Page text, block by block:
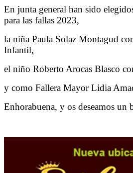
En junta general han sido
para las fallas 2023,
la niña Paula Solaz Montagud
Infantil,
el niño Roberto Arocas Blasco
y como Fallera Mayor Lidia
Enhorabuena, y os deseamos un